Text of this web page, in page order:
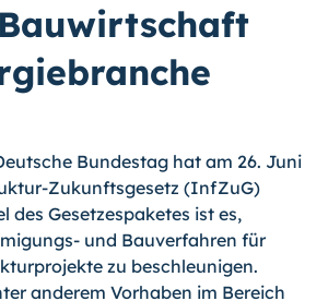
Bundestag hat am 26. Juni
Zukunfts­gesetz (InfZuG)
des Gesetzespaketes ist es,
und Bauverfahren für
zu beschleunigen.
anderem Vorhaben im Bereich